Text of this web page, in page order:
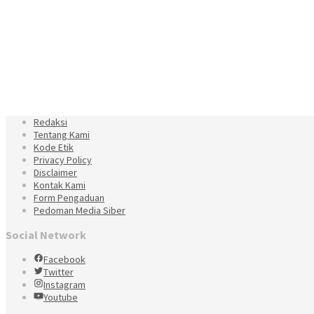
Redaksi
Tentang Kami
Kode Etik
Privacy Policy
Disclaimer
Kontak Kami
Form Pengaduan
Pedoman Media Siber
Social Network
Facebook
Twitter
Instagram
Youtube